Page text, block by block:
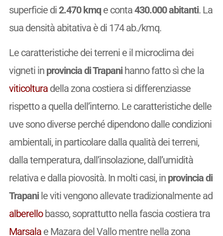
superficie di2.470 kmqe conta430.000 abitanti. La
sua densità abitativa è di 174 ab./kmq.
Le caratteristiche dei terreni e il microclima dei
vigneti in provincia di Trapanihanno fatto sì che la
viticolturadella zona costiera si differenziasse
rispetto a quella dell’interno. Le caratteristiche delle
uve sono diverse perché dipendono dalle condizioni
ambientali, in particolare dalla qualità dei terreni,
dalla temperatura, dall’insolazione, dall’umidità
relativa e dalla piovosità. In molti casi, in provincia di
Trapanile viti vengono allevate tradizionalmente ad
alberellobasso, soprattutto nella fascia costiera tra
Marsalae Mazara del Vallo mentre nella zona